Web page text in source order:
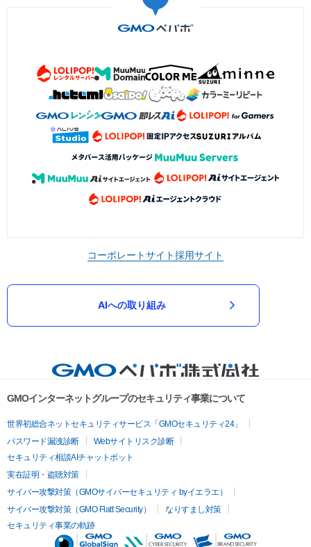
コーポレートサイト採用サイト
AIへの取り組み
GMOインターネットグループのセキュリティ事業について
世界初総合ネットセキュリティサービス「GMOセキュリティ24」
パスワード漏洩診断
Webサイトリスク診断
セキュリティ相談AIチャットボット
実在証明・盗聴対策
サイバー攻撃対策（GMOサイバーセキュリティ byイエラエ）
サイバー攻撃対策（GMO Flatt Security）
なりすまし対策
セキュリティ事業の軌跡